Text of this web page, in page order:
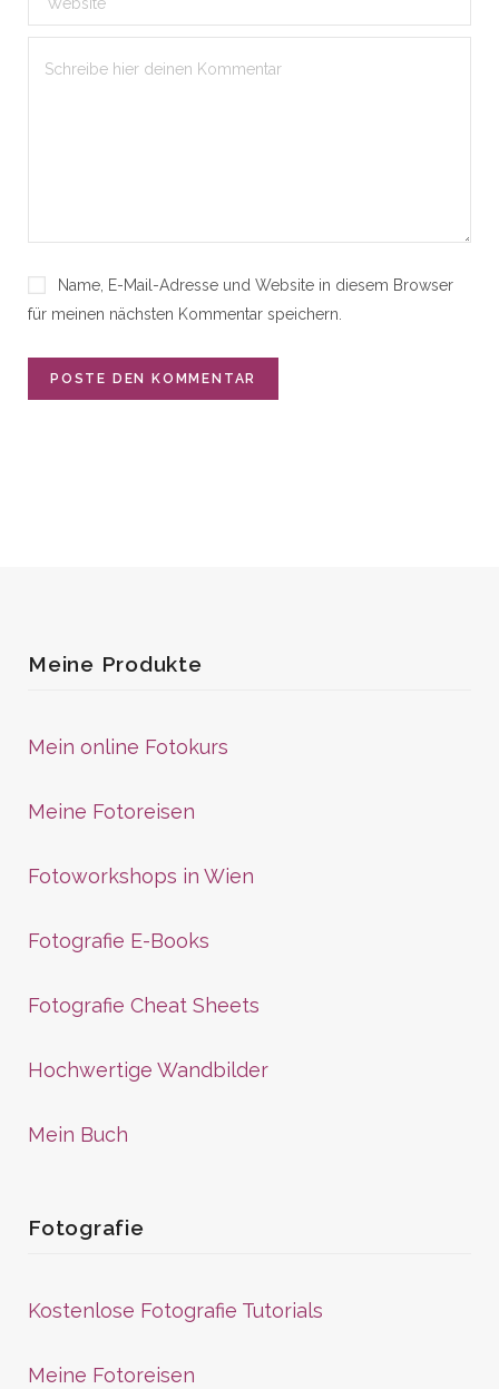
Name, E-Mail-Adresse und Website in diesem Browser
für meinen nächsten Kommentar speichern.
Meine Produkte
Mein online Fotokurs
Meine Fotoreisen
Fotoworkshops in Wien
Fotografie E-Books
Fotografie Cheat Sheets
Hochwertige Wandbilder
Mein Buch
Fotografie
Kostenlose Fotografie Tutorials
Meine Fotoreisen